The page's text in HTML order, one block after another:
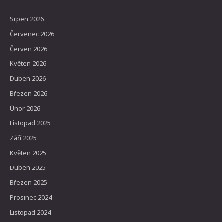
Srpen 2026
Červenec 2026
Červen 2026
Květen 2026
Duben 2026
Březen 2026
Únor 2026
Listopad 2025
Září 2025
Květen 2025
Duben 2025
Březen 2025
Prosinec 2024
Listopad 2024